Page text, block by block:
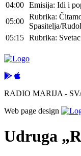
04:00 Emisija: Idi i
05:00
Rubrika:
Spasitelja/
05:15 Rubrika:
RADIO MARIJA -
Web page design
Udruga